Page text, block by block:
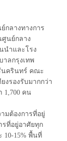
ลางทางการ
ศูนย์กลาง
นำและโรง
ลกรุงเทพ
นครินทร์ คณะ
งรองรับมากกว่า
1,700 คน
มต้องการที่อยู่
รที่อยู่อาศัยทุก
10-15% พื้นที่